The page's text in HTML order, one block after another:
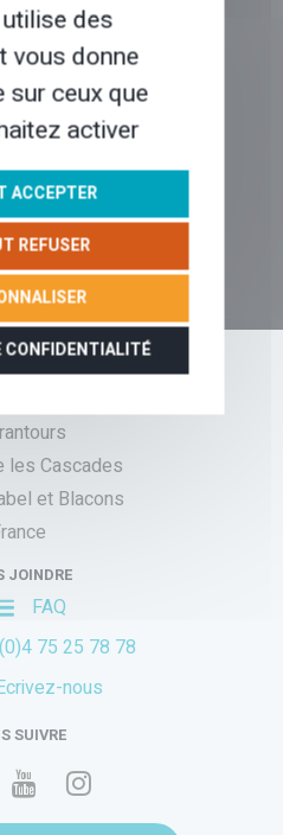
NOUS ?
EN LIBERTÉ
les Cascades
et Blacons
JOINDRE
FAQ
75 25 78 78
nous
SUIVRE
des
vous donne
ceux que
activer
ACCEPTER
REFUSER
CONFIDENTIALITÉ